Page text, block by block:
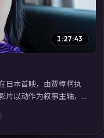
1:27:43
日本首映，由贾樟柯执
以动作为叙事主轴，
影与配乐强化地域气
剧在线看」延展检索
。